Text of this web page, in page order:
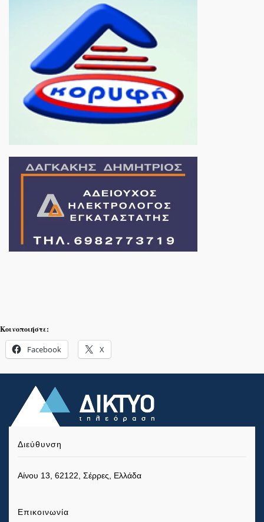
Κοινοποιήστε:
Facebook X
Διεύθυνση
Αίνου 13, 62122, Σέρρες, Ελλάδα
Επικοινωνία